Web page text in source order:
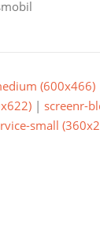
(600x466)
| screenr-
small